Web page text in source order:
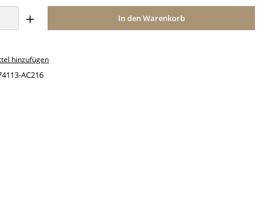
Anzahl: Gib den gewünschten Wert
In den Warenkorb
hinzufügen
AC216